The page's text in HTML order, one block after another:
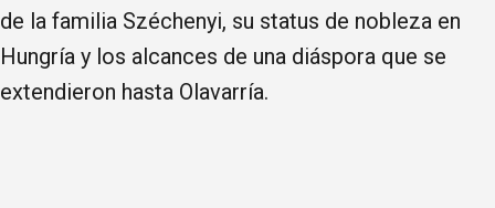
de la familia Széchenyi, su status de nobleza en
Hungría y los alcances de una diáspora que se
extendieron hasta Olavarría.